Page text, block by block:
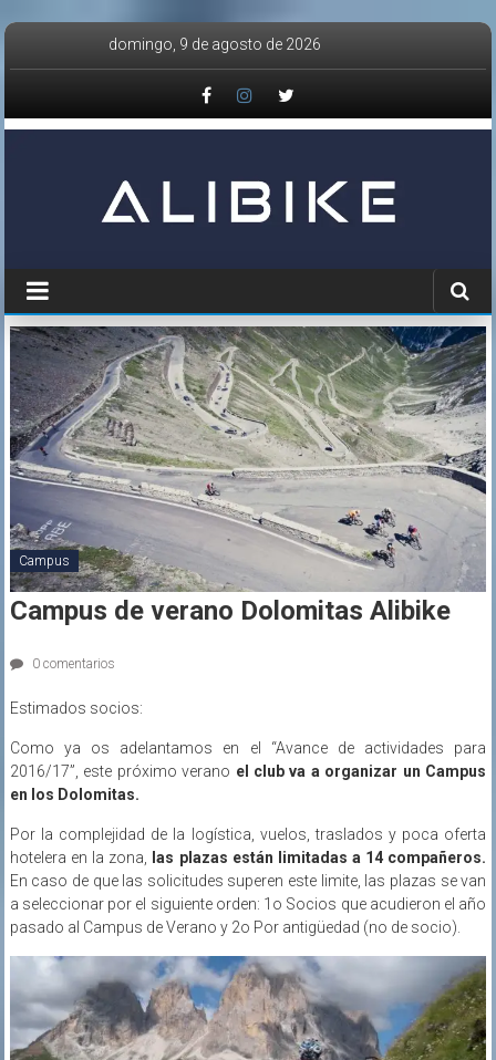
Saltar
domingo, 9 de agosto de 2026
Campus
Campus de verano Dolomitas Alibike
0 comentarios
Estimados socios:
Como ya os adelantamos en el “Avance de actividades para
2016/17”, este próximo verano el club va a organizar un Campus
en los Dolomitas.
Por la complejidad de la logística, vuelos, traslados y poca oferta
hotelera en la zona, las plazas están limitadas a 14 compañeros.
En caso de que las solicitudes superen este limite, las plazas se van
a seleccionar por el siguiente orden: 1o Socios que acudieron el año
pasado al Campus de Verano y 2o Por antigüedad (no de socio).